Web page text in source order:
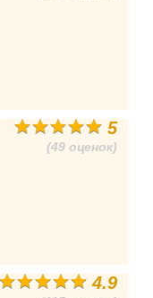
5
(49 оценок)
4.9